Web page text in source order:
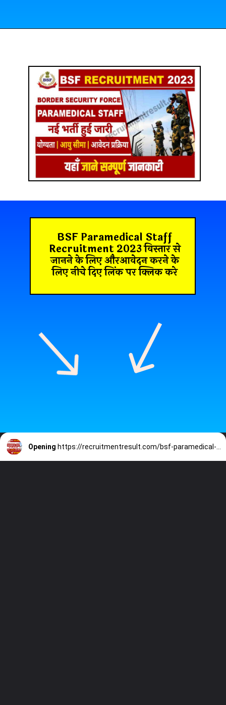
BSF Paramedical Staff
Recruitment 2023 विस्तार से
जानने के लिए औरआवेदन करने के
लिए नीचे दिए लिंक पर क्लिक करे
Opening https://recruitmentresult.com/bsf-paramedical-staff-recruitment-2023/